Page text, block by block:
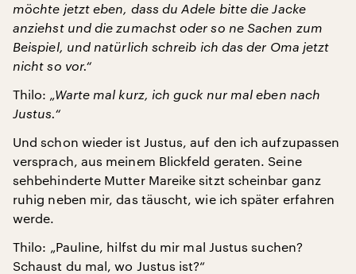
möchte jetzt eben, dass du Adele bitte die Jacke
anziehst und die zumachst oder so ne Sachen zum
Beispiel, und natürlich schreib ich das der Oma jetzt
nicht so vor.“
Thilo: „Warte mal kurz, ich guck nur mal eben nach
Justus.“
Und schon wieder ist Justus, auf den ich aufzupassen
versprach, aus meinem Blickfeld geraten. Seine
sehbehinderte Mutter Mareike sitzt scheinbar ganz
ruhig neben mir, das täuscht, wie ich später erfahren
werde.
Thilo: „Pauline, hilfst du mir mal Justus suchen?
Schaust du mal, wo Justus ist?“